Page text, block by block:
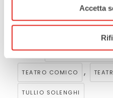
Accetta
Tags: DOVE ERAVAMO
TEATRO COMICO ,
TULLIO SOLENGHI